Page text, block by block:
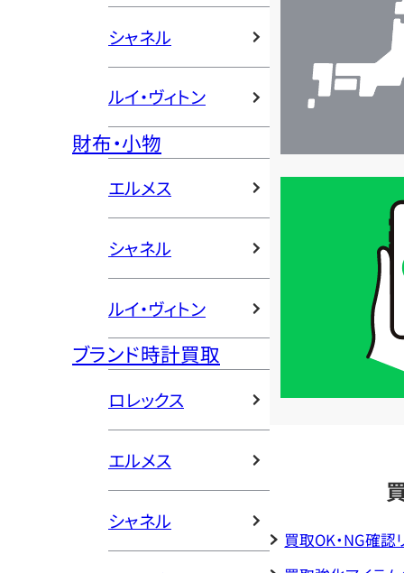
シャネル
ルイ・ヴィトン
財布・小物
エルメス
シャネル
ルイ・ヴィトン
ブランド時計買取
ロレックス
エルメス
シャネル
定
買取OK・NG確認